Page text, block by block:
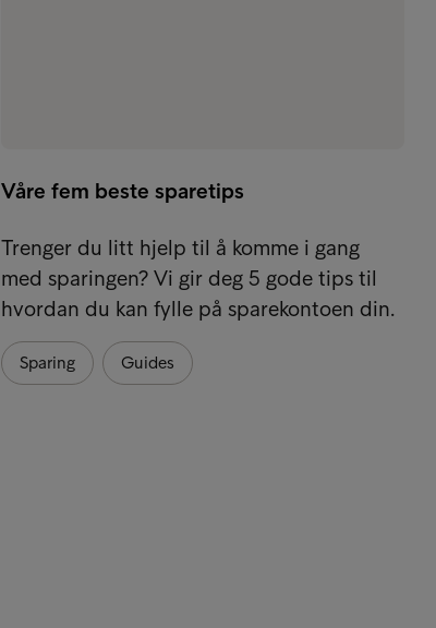
Våre fem beste sparetips
Trenger du litt hjelp til å komme i gang
med sparingen? Vi gir deg 5 gode tips til
hvordan du kan fylle på sparekontoen din.
Sparing Guides